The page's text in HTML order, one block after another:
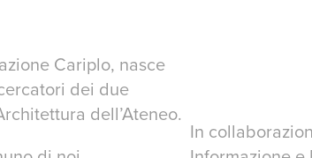
Cariplo, nasce
dei due
dell’Ateneo.
In